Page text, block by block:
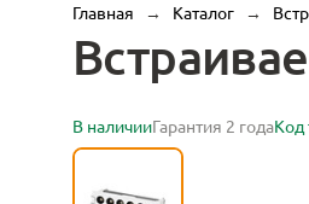
Главная → Каталог →
В наличииГарантия 2 годаКод